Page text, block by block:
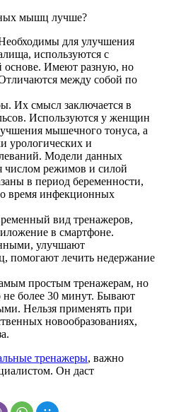
мышц лучше?
для улучшения
используются с
основе. Имеют разную, но
между собой по
Их смысл заключается в
Используются у женщин
мышечного тонуса, а
урологических и
Модели данных
числом режимов и силой
в период беременности,
время инфекционных
вид тренажеров,
в смартфоне.
улучшают
помогают лечить недержание
простым тренажерам, но
не более 30 минут. Бывают
Нельзя применять при
новообразованиях,
тренажеры, важно
Он даст